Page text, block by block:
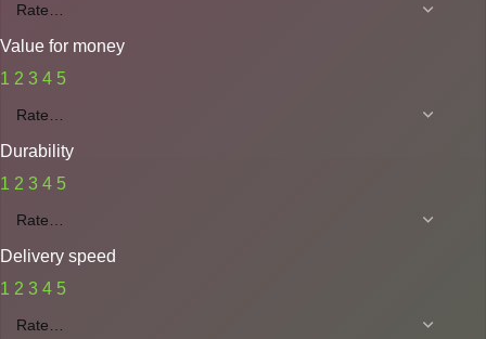
Value for money
1 2 3 4 5
Durability
1 2 3 4 5
Delivery speed
1 2 3 4 5